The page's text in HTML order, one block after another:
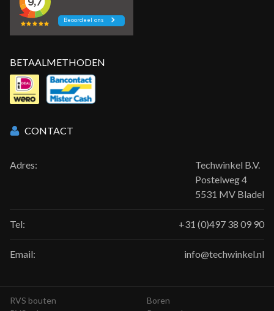
BETAALMETHODEN
CONTACT
Adres:
Techwinkel B.V.
Postelweg 4
5531 MV Bladel
Tel: +31 (0)497 38 09 90
Email: info@techwinkel.nl
RVS bouten
Boren